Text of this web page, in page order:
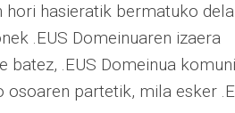
hori hasieratik bermatuko
.EUS Domeinuaren izaera
batez, .EUS Domeinua
osoaren partetik, mila esker